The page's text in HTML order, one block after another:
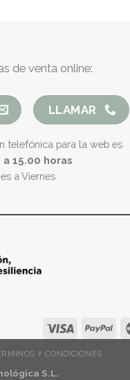
de venta online:
LLAMAR
telefónica para la web es
15.00 horas
a Viernes
Y CONDICIONES
S.L.